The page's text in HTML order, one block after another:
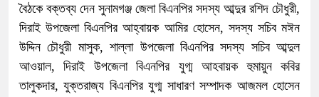
বৈঠকে বক্তব্য দেন সুনামগঞ্জ জেলা বিএনপির সদস্য আব্দুর রশিদ চৌধুরী,
দিরাই উপজেলা বিএনপির আহ্বায়ক আমির হোসেন, সদস্য সচিব মঈন
উদ্দিন চৌধুরী মাসুক, শাল্লা উপজেলা বিএনপির সদস্য সচিব আব্দুল
আওয়াল, দিরাই উপজেলা বিএনপির যুগ্ম আহবায়ক হুমায়ুন কবির
তালুকদার, যুক্তরাজ্য বিএনপির যুগ্ম সাধারণ সম্পাদক আজমল হোসেন